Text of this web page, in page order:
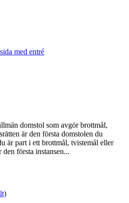
domstol som avgör brottmål,
är den första domstolen du
är part i ett brottmål, tvistemål eller
första instansen...